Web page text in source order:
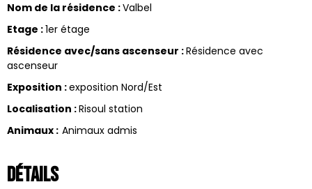
Nom de la résidence :Valbel
Etage :1er étage
Résidence avec/sans ascenseur :Résidence avec
ascenseur
Exposition :exposition Nord/Est
Localisation :Risoul station
Animaux : Animaux admis
Détails